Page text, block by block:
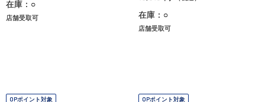
在庫：○
店舗受取可 在庫：○
店舗受取可
OPポイント対象 OPポイント対象